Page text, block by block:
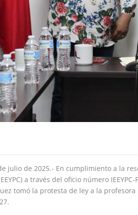
julio de 2025.- En cumplimiento a la
a través del oficio número
tomó la protesta de ley a la